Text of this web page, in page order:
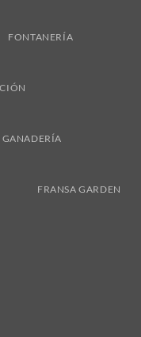
FONTANERÍA
FRANSA GARDEN